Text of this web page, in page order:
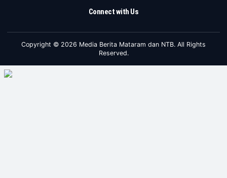
Connect with Us
Copyright © 2026 Media Berita Mataram dan NTB. All Rights
Reserved.